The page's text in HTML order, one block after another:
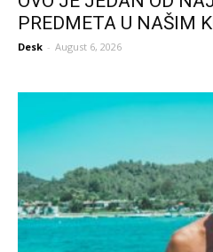
PREDMETA U NAŠIM
Desk - August 6, 2026